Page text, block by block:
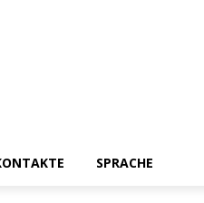
SPRACHE